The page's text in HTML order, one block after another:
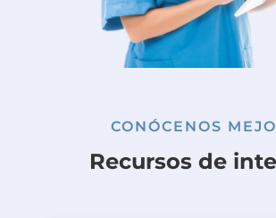
CONÓCENOS
Recursos de